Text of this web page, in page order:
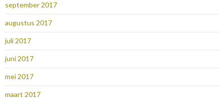
september 2017
augustus 2017
juli 2017
juni 2017
mei 2017
maart 2017